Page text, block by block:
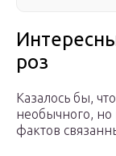
роз
Казалось бы,
необычного, но
фактов